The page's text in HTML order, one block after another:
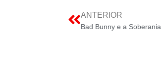
ANTERIOR